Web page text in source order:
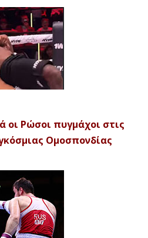
οι Ρώσοι πυγμάχοι στις
Ομοσπονδίας